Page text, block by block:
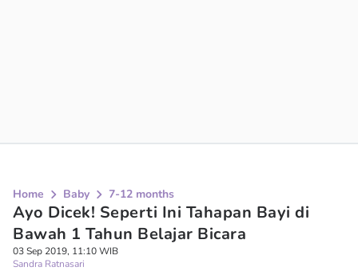
Home Baby 7-12 months
Ayo Dicek! Seperti Ini Tahapan Bayi di
Bawah 1 Tahun Belajar Bicara
03 Sep 2019, 11:10 WIB
Sandra Ratnasari